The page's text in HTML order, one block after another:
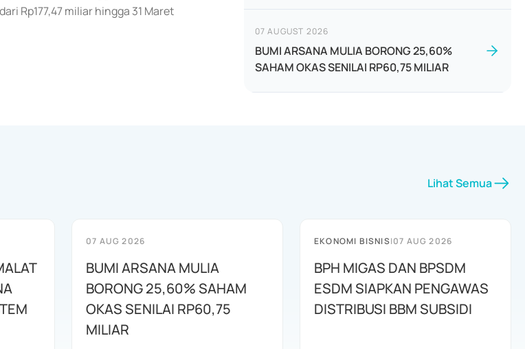
Rp177,47 miliar hingga 31 Maret
07 AUGUST 2026
BUMI ARSANA MULIA BORONG 25,60%
SAHAM OKAS SENILAI RP60,75 MILIAR
Lihat Semua
07 AUG 2026
BUMI ARSANA MULIA
BORONG 25,60% SAHAM
OKAS SENILAI RP60,75
MILIAR
EKONOMI BISNIS|07 AUG 2026
BPH MIGAS DAN BPSDM
ESDM SIAPKAN PENGAWAS
DISTRIBUSI BBM SUBSIDI